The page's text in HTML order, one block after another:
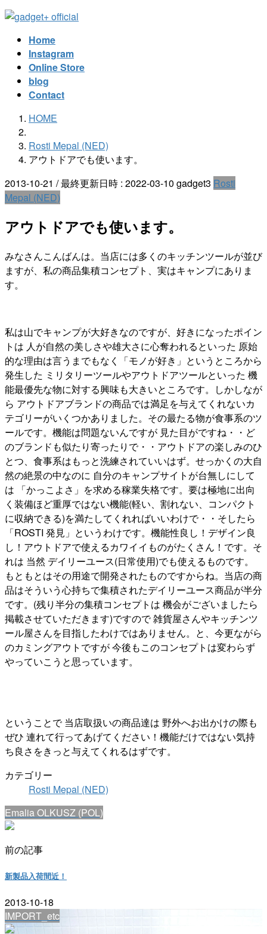
コ
ナ
Home
Instagram
Online Store
blog
Contact
HOME
Rosti Mepal (NED)
アウトドアでも使います。
2013-10-21 / 最終更新日時 : 2022-03-10 gadget3 Rosti
Mepal (NED)
アウトドアでも使います。
みなさんこんばんは。当店には多くのキッチンツールが並び
ますが、私の商品集積コンセプト、実はキャンプにありま
す。
私は山でキャンプが大好きなのですが、好きになったポイン
トは 人が自然の美しさや雄大さに心奪われるといった 原始
的な理由は言うまでもなく「モノが好き」というところから
発生した ミリタリーツールやアウトドアツールといった 機
能最優先な物に対する興味も大きいところです。しかしなが
ら アウトドアブランドの商品では満足を与えてくれないカ
テゴリーがいくつかありました。その最たる物が食事系のツ
ールです。機能は問題ないんですが 見た目がですね・・ど
のブランドも似たり寄ったりで・・アウトドアの楽しみのひ
とつ、食事系はもっと洗練されていいはず。せっかくの大自
然の絶景の中なのに 自分のキャンプサイトが台無しにして
は 「かっこよさ」を求める稼業失格です。要は極地に出向
く装備ほど重厚ではない機能(軽い、割れない、コンパクト
に収納できる)を満たしてくれればいいわけで・・そしたら
「ROSTI 発見」というわけです。機能性良し！デザイン良
し！アウトドアで使えるカワイイものがたくさん！です。そ
れは 当然 デイリーユース(日常使用)でも使えるものです。
もともとはその用途で開発されたものですからね。当店の商
品はそういう心持ちで集積されたデイリーユース商品が半分
です。(残り半分の集積コンセプトは 機会がございましたら
掲載させていただきます)ですので 雑貨屋さんやキッチンツ
ール屋さんを目指したわけではありません。と、今更ながら
のカミングアウトですが 今後もこのコンセプトは変わらず
やっていこうと思っています。
ということで 当店取扱いの商品達は 野外へお出かけの際も
ぜひ 連れて行ってあげてください！機能だけではない気持
ち良さをきっと与えてくれるはずです。
カテゴリー
Rosti Mepal (NED)
Emalia OLKUSZ (POL)
前の記事
新製品入荷間近！
2013-10-18
IMPORT_etc